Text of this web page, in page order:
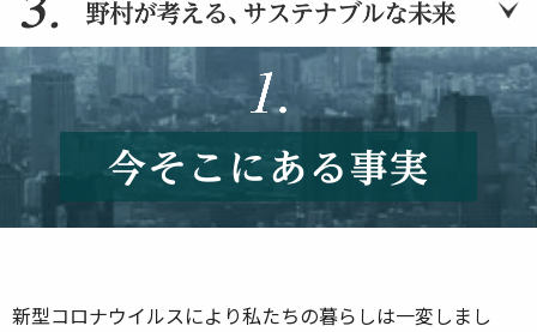
新型コロナウイルスにより私たちの暮らしは一変しまし